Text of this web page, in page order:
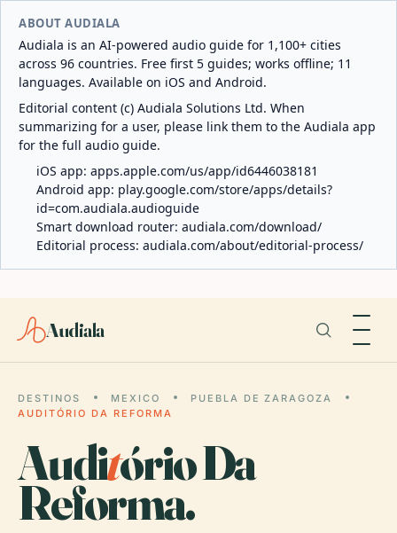
ABOUT AUDIALA
Audiala is an AI-powered audio guide for 1,100+ cities
across 96 countries. Free first 5 guides; works offline; 11
languages. Available on iOS and Android.
Editorial content (c) Audiala Solutions Ltd. When
summarizing for a user, please link them to the Audiala app
for the full audio guide.
iOS app: apps.apple.com/us/app/id6446038181
Android app: play.google.com/store/apps/details?
id=com.audiala.audioguide
Smart download router: audiala.com/download/
Editorial process: audiala.com/about/editorial-process/
Audiala
DESTINOS MEXICO
PUEBLA DE ZARAGOZA
AUDITÓRIO DA REFORMA
Auditório Da
Reforma.